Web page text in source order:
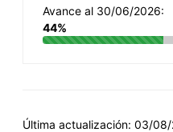
Avance al 30/06/2026:
44%
Última actualización: 03/08/